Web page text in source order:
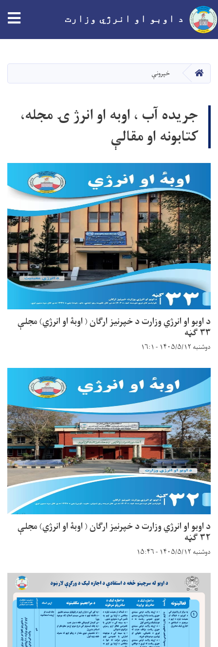
د اوبو او انرژي وزارت
کور خپرونې
جریده آب ، اوبه او انرژ ۍ مجله،
کتابونه او مقالې
د اوبو او انرژي وزارت د خپرنیز ارګان ( اوبۀ او انرژي) مجلې
۳۳ ګڼه
دوشنبه ۱۴۰۵/۵/۱۲ - ۱۶:۱
د اوبو او انرژي وزارت د خپرنیز ارګان ( اوبۀ او انرژي) مجلې
۳۲ ګڼه
دوشنبه ۱۴۰۵/۵/۱۲ - ۱۵:۴۶